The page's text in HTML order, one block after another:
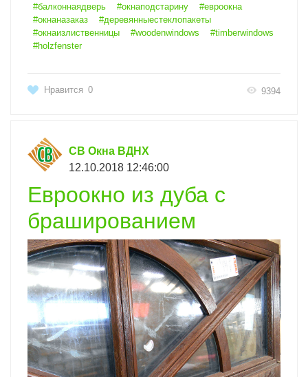
#балконнаядверь
#окнаподстарину
#евроокна
#окнаназаказ
#деревянныестеклопакеты
#окнаизлиственницы
#woodenwindows
#timberwindows
#holzfenster
Нравится 0 9394
СВ Окна ВДНХ
12.10.2018 12:46:00
Евроокно из дуба с
брашированием